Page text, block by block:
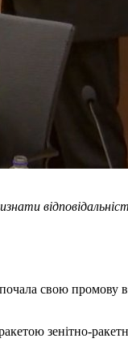
свою промову
зенітно-